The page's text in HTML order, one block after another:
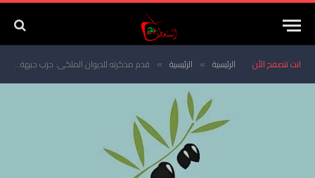
انت تتصفح الأن الرئيسية » الرئيسية » قدم مذكرته للديوان الملكي: حزب جبهة القوى الديموقراطية يؤكد التزامه بالجدية والفاعلية